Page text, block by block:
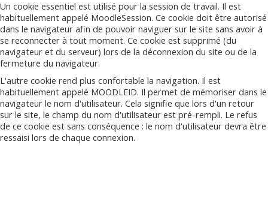
Un cookie essentiel est utilisé pour la session de travail. Il est
habituellement appelé MoodleSession. Ce cookie doit être autorisé
dans le navigateur afin de pouvoir naviguer sur le site sans avoir à
se reconnecter à tout moment. Ce cookie est supprimé (du
navigateur et du serveur) lors de la déconnexion du site ou de la
fermeture du navigateur.
L'autre cookie rend plus confortable la navigation. Il est
habituellement appelé MOODLEID. Il permet de mémoriser dans le
navigateur le nom d'utilisateur. Cela signifie que lors d'un retour
sur le site, le champ du nom d'utilisateur est pré-rempli. Le refus
de ce cookie est sans conséquence : le nom d'utilisateur devra être
ressaisi lors de chaque connexion.